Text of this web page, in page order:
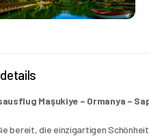
Maşukiye – Ormanya –
bereit, die einzigartigen